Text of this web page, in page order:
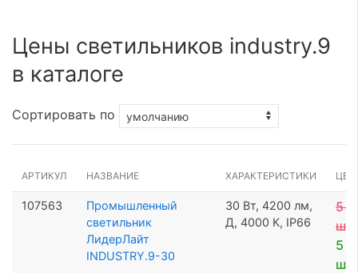
Цены светильников industry.9
в каталоге
Сортировать по
АРТИКУЛ НАЗВАНИЕ ХАРАКТЕРИСТИКИ
107563
Промышленный
светильник
ЛидерЛайт
INDUSTRY.9-30
30 Вт, 4200 лм,
Д, 4000 К, IP66
5
шт
5
шт